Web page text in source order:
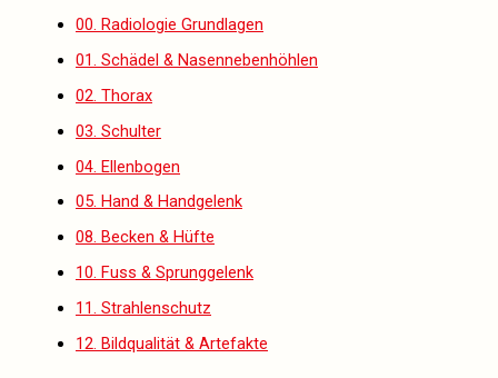
00. Radiologie Grundlagen
01. Schädel & Nasennebenhöhlen
02. Thorax
03. Schulter
04. Ellenbogen
05. Hand & Handgelenk
08. Becken & Hüfte
10. Fuss & Sprunggelenk
11. Strahlenschutz
12. Bildqualität & Artefakte